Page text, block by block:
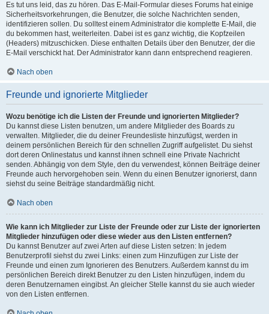
Es tut uns leid, das zu hören. Das E-Mail-Formular dieses Forums hat einige
Sicherheitsvorkehrungen, die Benutzer, die solche Nachrichten senden,
identifizieren sollen. Du solltest einem Administrator die komplette E-Mail, die
du bekommen hast, weiterleiten. Dabei ist es ganz wichtig, die Kopfzeilen
(Headers) mitzuschicken. Diese enthalten Details über den Benutzer, der die
E-Mail verschickt hat. Der Administrator kann dann entsprechend reagieren.
Nach oben
Freunde und ignorierte Mitglieder
Wozu benötige ich die Listen der Freunde und ignorierten Mitglieder?
Du kannst diese Listen benutzen, um andere Mitglieder des Boards zu
verwalten. Mitglieder, die du deiner Freundesliste hinzufügst, werden in
deinem persönlichen Bereich für den schnellen Zugriff aufgelistet. Du siehst
dort deren Onlinestatus und kannst ihnen schnell eine Private Nachricht
senden. Abhängig von dem Style, den du verwendest, können Beiträge deiner
Freunde auch hervorgehoben sein. Wenn du einen Benutzer ignorierst, dann
siehst du seine Beiträge standardmäßig nicht.
Nach oben
Wie kann ich Mitglieder zur Liste der Freunde oder zur Liste der ignorierten
Mitglieder hinzufügen oder diese wieder aus den Listen entfernen?
Du kannst Benutzer auf zwei Arten auf diese Listen setzen: In jedem
Benutzerprofil siehst du zwei Links: einen zum Hinzufügen zur Liste der
Freunde und einen zum Ignorieren des Benutzers. Außerdem kannst du im
persönlichen Bereich direkt Benutzer zu den Listen hinzufügen, indem du
deren Benutzernamen eingibst. An gleicher Stelle kannst du sie auch wieder
von den Listen entfernen.